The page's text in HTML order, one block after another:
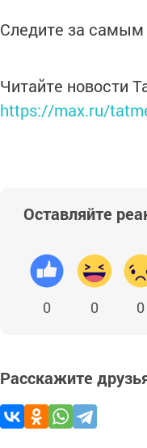
Следите за
Читайте новости
https://max.ru/
Оставляйте
0 0 0
Расскажите